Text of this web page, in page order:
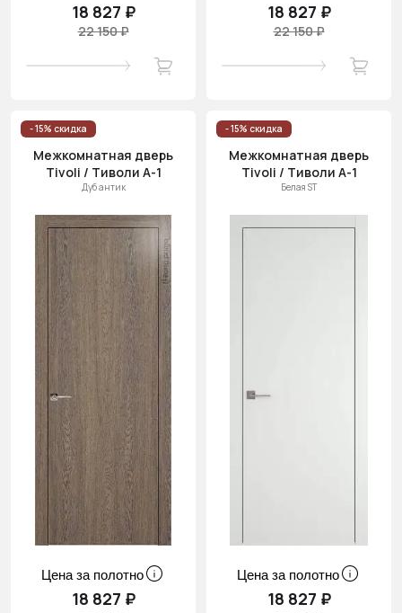
18 827 ₽
22 150 ₽
18 827 ₽
22 150 ₽
- 15% скидка
Межкомнатная дверь
Tivoli / Тиволи А-1
Дуб антик
Цена за полотно
18 827 ₽
- 15% скидка
Межкомнатная дверь
Tivoli / Тиволи А-1
Белая ST
Цена за полотно
18 827 ₽